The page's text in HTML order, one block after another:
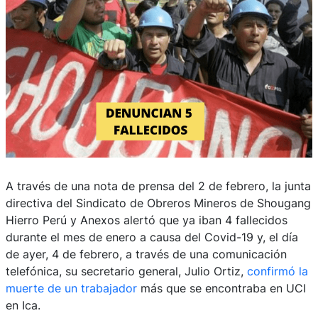
A través de una nota de prensa del 2 de febrero, la junta
directiva del Sindicato de Obreros Mineros de Shougang
Hierro Perú y Anexos alertó que ya iban 4 fallecidos
durante el mes de enero a causa del Covid-19 y, el día
de ayer, 4 de febrero, a través de una comunicación
telefónica, su secretario general, Julio Ortiz, confirmó la
muerte de un trabajador más que se encontraba en UCI
en Ica.